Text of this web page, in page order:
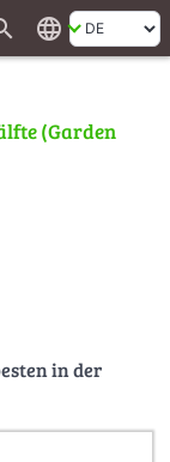
language
(Garden
in der